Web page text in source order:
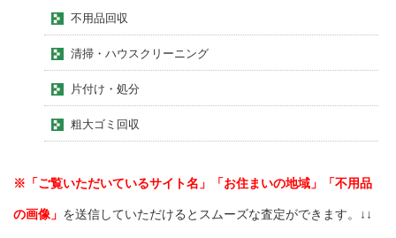
不用品回収
清掃・ハウスクリーニング
片付け・処分
粗大ゴミ回収
※「ご覧いただいているサイト名」「お住まいの地域」「不用品
の画像」 を送信していただけるとスムーズな査定ができます。↓↓